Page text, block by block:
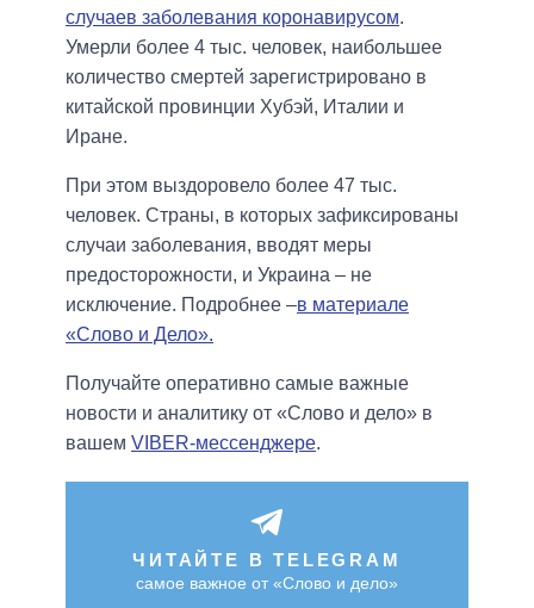
случаев заболевания коронавирусом.
Умерли более 4 тыс. человек, наибольшее
количество смертей зарегистрировано в
китайской провинции Хубэй, Италии и
Иране.
При этом выздоровело более 47 тыс.
человек. Страны, в которых зафиксированы
случаи заболевания, вводят меры
предосторожности, и Украина – не
исключение. Подробнее –в материале
«Слово и Дело».
Получайте оперативно самые важные
новости и аналитику от «Слово и дело» в
вашем VIBER-мессенджере.
ЧИТАЙТЕ В TELEGRAM
самое важное от «Слово и дело»